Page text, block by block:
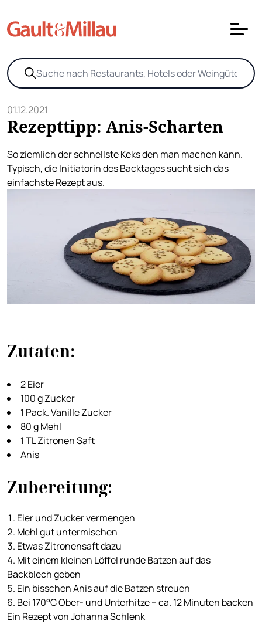
01.12.2021
Rezepttipp: Anis-Scharten
So ziemlich der schnellste Keks den man machen kann.
Typisch, die Initiatorin des Backtages sucht sich das
einfachste Rezept aus.
Zutaten:
2 Eier
100 g Zucker
1 Pack. Vanille Zucker
80 g Mehl
1 TL Zitronen Saft
Anis
Zubereitung:
Eier und Zucker vermengen
Mehl gut untermischen
Etwas Zitronensaft dazu
Mit einem kleinen Löffel runde Batzen auf das
Backblech geben
Ein bisschen Anis auf die Batzen streuen
Bei 170°C Ober- und Unterhitze – ca. 12 Minuten backen
Ein Rezept von Johanna Schlenk